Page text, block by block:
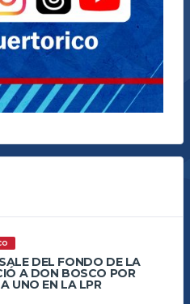
DEL FONDO DE LA
A DON BOSCO POR
UNO EN LA LPR